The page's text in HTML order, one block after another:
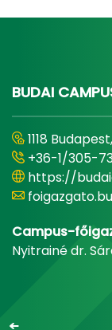
BUDAI
1118
+36-1/305-
https://
Campus-
Nyitrainé dr.